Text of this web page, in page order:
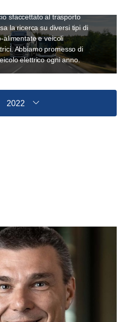
sfaccettato al trasporto
la ricerca su diversi tipi di
alimentate e veicoli
Abbiamo promesso di
elettrico ogni anno.
2022